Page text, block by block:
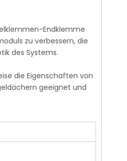
Endklemme
zu verbessern, die
des Systems.
die Eigenschaften von
geeignet und